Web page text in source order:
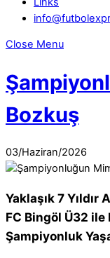
Close Menu
Bozkuş
03/Haziran/2026
Yaklaşık 7
FC Bingöl Ü32 ile
Şampiyonluk